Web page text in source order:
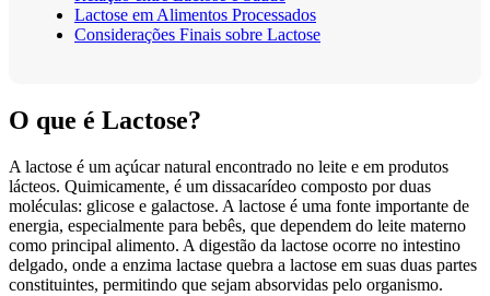
Lactose em Alimentos Processados
Considerações Finais sobre Lactose
O que é Lactose?
A lactose é um açúcar natural encontrado no leite e em produtos
lácteos. Quimicamente, é um dissacarídeo composto por duas
moléculas: glicose e galactose. A lactose é uma fonte importante de
energia, especialmente para bebês, que dependem do leite materno
como principal alimento. A digestão da lactose ocorre no intestino
delgado, onde a enzima lactase quebra a lactose em suas duas partes
constituintes, permitindo que sejam absorvidas pelo organismo.